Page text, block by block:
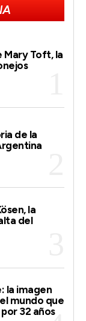
Mary Toft, la
de la
la
del
la imagen
mundo que
32 años